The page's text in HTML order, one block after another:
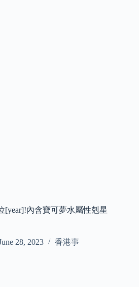
[year]!內含寶可夢水屬性剋星
28, 2023 香港事